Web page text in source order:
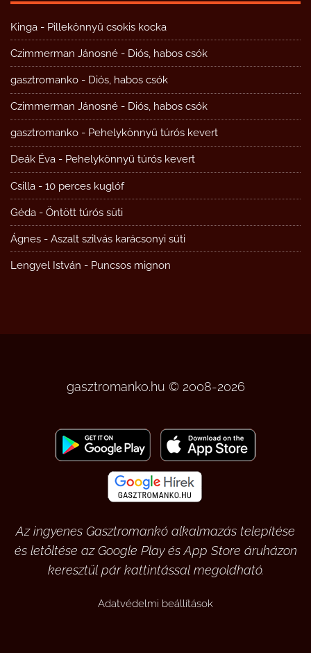
Kinga - Pillekönnyű csokis kocka
Czimmerman Jánosné - Diós, habos csók
gasztromanko - Diós, habos csók
Czimmerman Jánosné - Diós, habos csók
gasztromanko - Pehelykönnyű túrós kevert
Deák Éva - Pehelykönnyű túrós kevert
Csilla - 10 perces kuglóf
Géda - Öntött túrós süti
Ágnes - Aszalt szilvás karácsonyi süti
Lengyel István - Puncsos mignon
gasztromanko.hu © 2008-2026
Az ingyenes Gasztromankó alkalmazás telepítése
és letöltése az Google Play és App Store áruházon
keresztül pár kattintással megoldható.
Adatvédelmi beállítások